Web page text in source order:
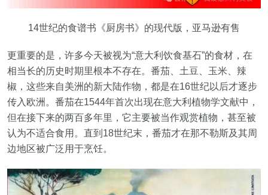
14世纪的食谱书《厨房书》的现代版，亚马逊有售
更重要的是，许多今天被视为“意大利饮食基石”的食材，在
相当长的历史时期里根本不存在。番茄、土豆、玉米、辣
椒，这些来自美洲的新大陆作物，都是在16世纪以后才逐步
传入欧洲。番茄在1544年首次出现在意大利植物学文献中，
但在接下来的两百多年里，它主要被当作观赏植物，甚至被
认为不适合食用。直到18世纪末，番茄才在那不勒斯及其周
边地区被广泛用于烹饪。